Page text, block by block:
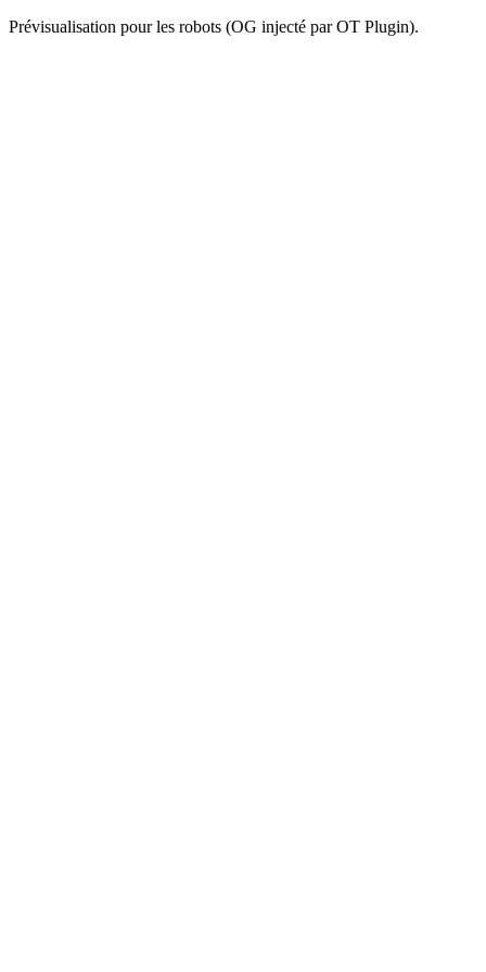
Prévisualisation pour les robots (OG injecté par OT Plugin).